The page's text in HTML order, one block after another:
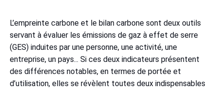
L’empreinte carbone et le bilan carbone sont deux outils
servant à évaluer les émissions de gaz à effet de serre
(GES) induites par une personne, une activité, une
entreprise, un pays... Si ces deux indicateurs présentent
des différences notables, en termes de portée et
d’utilisation, elles se révèlent toutes deux indispensables